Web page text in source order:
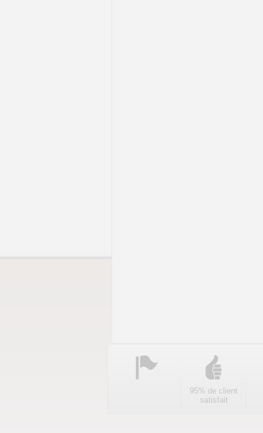
95% de client
satisfait